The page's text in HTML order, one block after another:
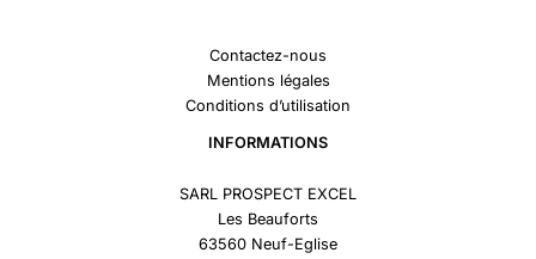
Contactez-nous
Mentions légales
Conditions d’utilisation
INFORMATIONS
SARL PROSPECT EXCEL
Les Beauforts
63560 Neuf-Eglise